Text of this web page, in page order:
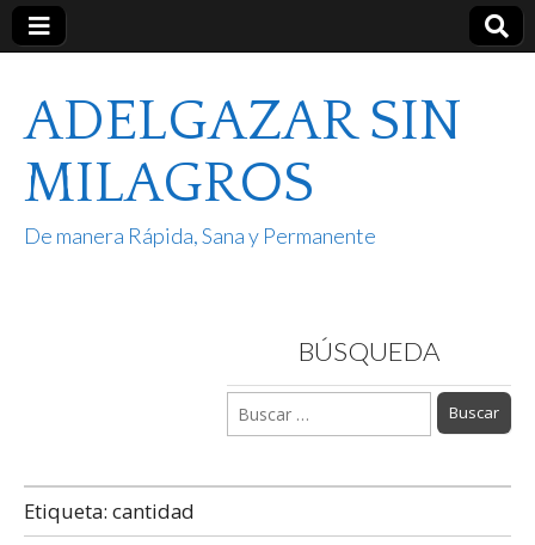
ADELGAZAR SIN
MILAGROS
De manera Rápida, Sana y Permanente
BÚSQUEDA
Buscar:
Etiqueta: cantidad